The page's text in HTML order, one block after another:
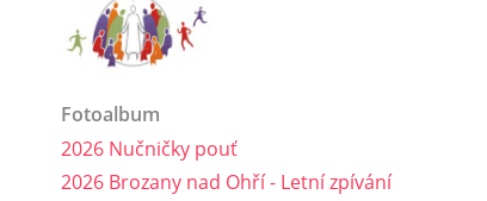
Fotoalbum
2026 Nučničky pouť
2026 Brozany nad Ohří - Letní zpívání